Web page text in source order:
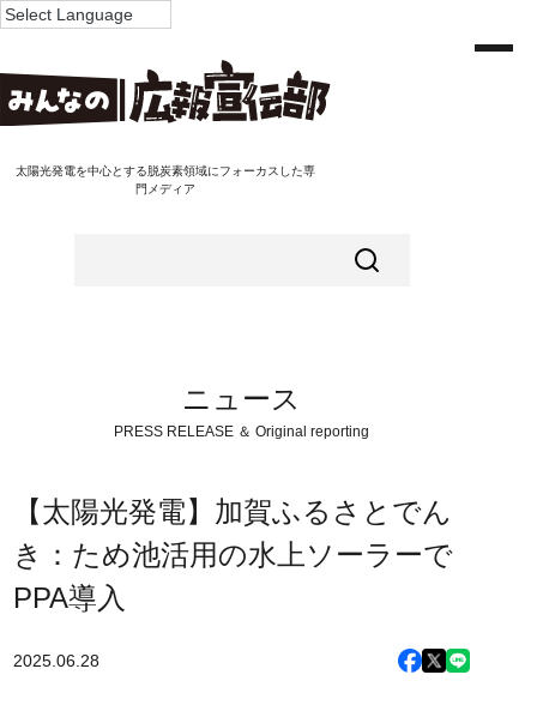
太陽光発電を中心とする脱炭素領域にフォーカスした専
門メディア
ニュース
PRESS RELEASE ＆ Original reporting
【太陽光発電】加賀ふるさとでん
き：ため池活用の水上ソーラーで
PPA導入
2025.06.28